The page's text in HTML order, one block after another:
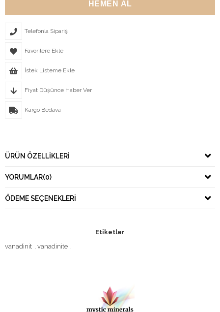
Telefonla Sipariş
Favorilere Ekle
İstek Listeme Ekle
Fiyat Düşünce Haber Ver
Kargo Bedava
ÜRÜN ÖZELLIKLERI
YORUMLAR(0)
ÖDEME SEÇENEKLERI
Etiketler
vanadinit
vanadinite